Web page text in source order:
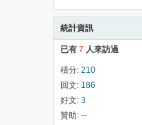
統計資訊
已有 7 人來訪過
積分: 210
回文: 186
好文: 3
贊助: --